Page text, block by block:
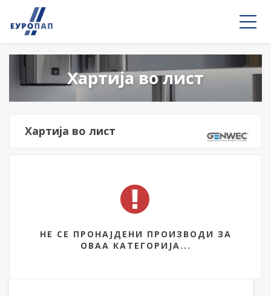
Хартија во лист
Хартија во лист
НЕ СЕ ПРОНАЈДЕНИ ПРОИЗВОДИ ЗА
ОВАА КАТЕГОРИЈА...